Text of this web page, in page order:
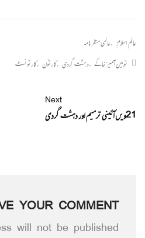
عالم اسلام ,عالمی منظرنامہ
توہین آمیز خاکے ,دہشت گردی ,کارٹون ,کارٹونسٹ
Next
21ویں آئینی ترمیم اور دہشت گردی
YOUR COMMENT
will not be published.*